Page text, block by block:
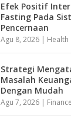
Efek Positif
Fasting Pada
Pencernaan
Agu 8, 2026 | Health
Strategi
Masalah
Dengan Mudah
Agu 7, 2026 | Finance